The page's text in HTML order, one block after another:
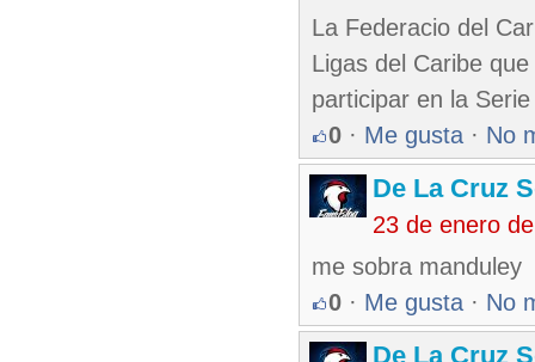
La Federacio del
Ligas del Caribe
participar en la
0 · Me gusta · No
De La Cruz
23 de enero
me sobra manduley
0 · Me gusta · No
De La Cruz